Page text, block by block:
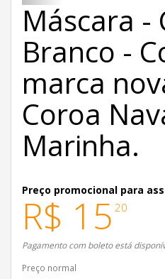
Máscara -
Branco -
marca
Coroa
Marinha.
Preço promocional para
R$ 15 20
Pagamento com boleto está
Preço normal